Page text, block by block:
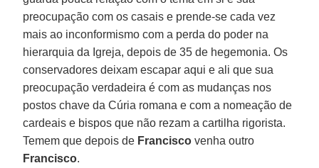
preocupação com os casais e prende-se cada vez
mais ao inconformismo com a perda do poder na
hierarquia da Igreja, depois de 35 de hegemonia. Os
conservadores deixam escapar aqui e ali que sua
preocupação verdadeira é com as mudanças nos
postos chave da Cúria romana e com a nomeação de
cardeais e bispos que não rezam a cartilha rigorista.
Temem que depois de Francisco venha outro
Francisco.